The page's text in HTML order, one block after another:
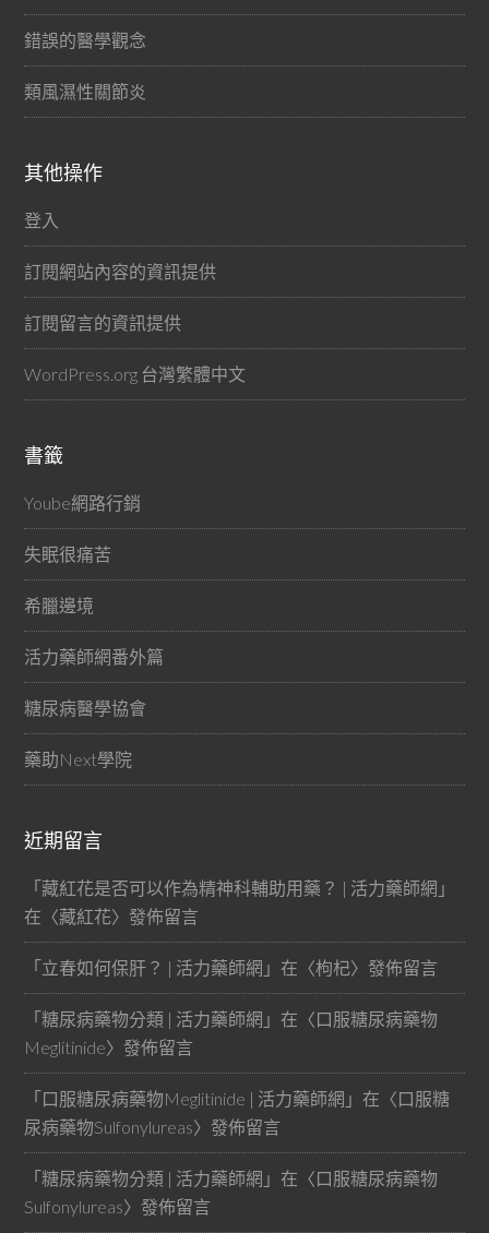
錯誤的醫學觀念
類風濕性關節炎
其他操作
登入
訂閱網站內容的資訊提供
訂閱留言的資訊提供
WordPress.org 台灣繁體中文
書籤
Yoube網路行銷
失眠很痛苦
希臘邊境
活力藥師網番外篇
糖尿病醫學協會
藥助Next學院
近期留言
「藏紅花是否可以作為精神科輔助用藥？ | 活力藥師網 」
在〈藏紅花〉發佈留言
「立春如何保肝？ | 活力藥師網 」在〈枸杞〉發佈留言
「糖尿病藥物分類 | 活力藥師網 」在〈口服糖尿病藥物
Meglitinide〉發佈留言
「口服糖尿病藥物Meglitinide | 活力藥師網 」在〈口服糖
尿病藥物Sulfonylureas〉發佈留言
「糖尿病藥物分類 | 活力藥師網 」在〈口服糖尿病藥物
Sulfonylureas〉發佈留言